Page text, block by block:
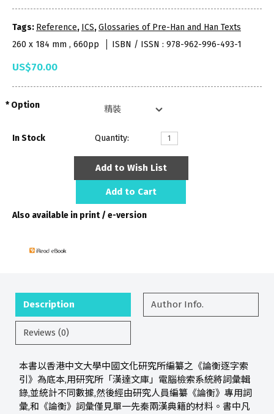
Tags: Reference, ICS,Glossaries of Pre-Han and Han Texts
260 x 184 mm , 660pp
ISBN / ISSN : 978-962-996-493-1
US$70.00
Option
In Stock Quantity:
Add to Wish List
Add to Cart
Also available in print / e-version
Description Author Info.
Reviews (0)
本書以香港中文大學中國文化研究所編纂之《論衡逐字索
引》為底本,用研究所「漢達文庫」電腦檢索系統將詞彙輯
錄,並統計不同數據,然後經由研究人員編纂《論衡》專用詞
彙,和《論衡》詞彙僅見單一先秦兩漢典籍的材料。書中凡